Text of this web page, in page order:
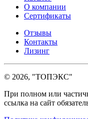
О компании
Сертификаты
Отзывы
Контакты
Лизинг
© 2026, "ТОПЭКС"
При полном или
ссылка на сайт